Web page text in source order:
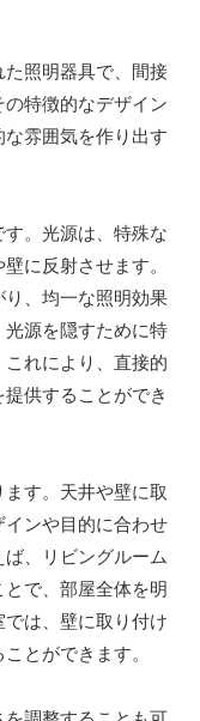
照明器具で、間接
特徴的なデザイン
雰囲気を作り出す
。光源は、特殊な
に反射させます。
、均一な照明効果
源を隠すために特
れにより、直接的
供することができ
す。天井や壁に取
インや目的に合わせ
、リビングルーム
で、部屋全体を明
は、壁に取り付け
とができます。